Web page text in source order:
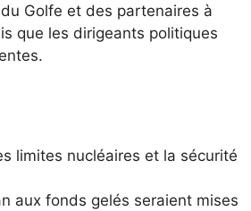
Golfe et des partenaires à
que les dirigeants politiques
limites nucléaires et la sécurité
aux fonds gelés seraient mises